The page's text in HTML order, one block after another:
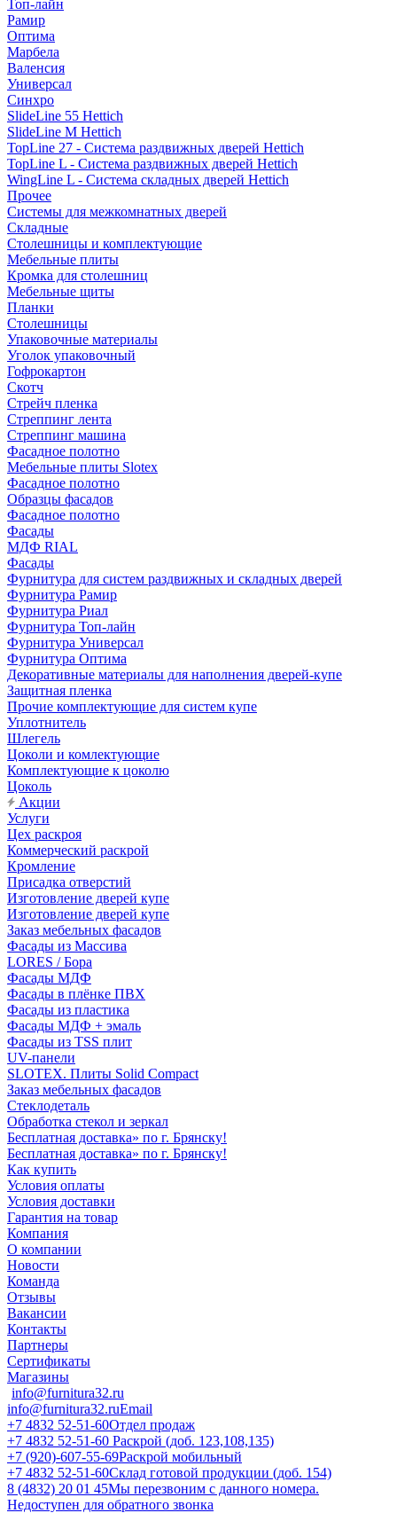
Топ-лайн
Рамир
Оптима
Марбела
Валенсия
Универсал
Синхро
SlideLine 55 Hettich
SlideLine M Hettich
TopLine 27 - Система раздвижных дверей Hettich
TopLine L - Система раздвижных дверей Hettich
WingLine L - Система складных дверей Hettich
Прочее
Системы для межкомнатных дверей
Складные
Столешницы и комплектующие
Мебельные плиты
Кромка для столешниц
Мебельные щиты
Планки
Столешницы
Упаковочные материалы
Уголок упаковочный
Гофрокартон
Скотч
Стрейч пленка
Стреппинг лента
Стреппинг машина
Фасадное полотно
Мебельные плиты Slotex
Фасадное полотно
Образцы фасадов
Фасадное полотно
Фасады
МДФ RIAL
Фасады
Фурнитура для систем раздвижных и складных дверей
Фурнитура Рамир
Фурнитура Риал
Фурнитура Топ-лайн
Фурнитура Универсал
Фурнитура Оптима
Декоративные материалы для наполнения дверей-купе
Защитная пленка
Прочие комплектующие для систем купе
Уплотнитель
Шлегель
Цоколи и комлектующие
Комплектующие к цоколю
Цоколь
Акции
Услуги
Цех раскроя
Коммерческий раскрой
Кромление
Присадка отверстий
Изготовление дверей купе
Изготовление дверей купе
Заказ мебельных фасадов
Фасады из Массива
LORES / Бора
Фасады МДФ
Фасады в плёнке ПВХ
Фасады из пластика
Фасады МДФ + эмаль
Фасады из TSS плит
UV-панели
SLOTEX. Плиты Solid Compact
Заказ мебельных фасадов
Стеклодеталь
Обработка стекол и зеркал
Бесплатная доставка» по г. Брянску!
Бесплатная доставка» по г. Брянску!
Как купить
Условия оплаты
Условия доставки
Гарантия на товар
Компания
О компании
Новости
Команда
Отзывы
Вакансии
Контакты
Партнеры
Сертификаты
Магазины
info@furnitura32.ru
info@furnitura32.ruEmail
+7 4832 52-51-60Отдел продаж
+7 4832 52-51-60 Раскрой (доб. 123,108,135)
+7 (920)-607-55-69Раскрой мобильный
+7 4832 52-51-60Склад готовой продукции (доб. 154)
8 (4832) 20 01 45Мы перезвоним с данного номера.
Недоступен для обратного звонка